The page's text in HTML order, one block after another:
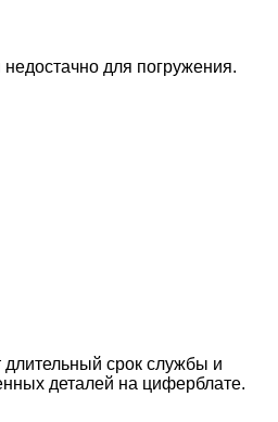
для погружения.
срок службы и
деталей на циферблате.